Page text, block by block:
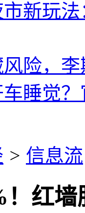
新玩
险，
睡觉
> 信息流
！红